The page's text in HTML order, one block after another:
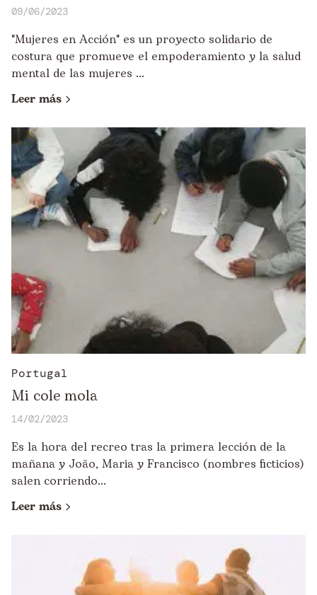
09/06/2023
"Mujeres en Acción" es un proyecto solidario de
costura que promueve el empoderamiento y la salud
mental de las mujeres ...
Leer más
Portugal
Mi cole mola
14/02/2023
Es la hora del recreo tras la primera lección de la
mañana y João, Maria y Francisco (nombres ficticios)
salen corriendo...
Leer más